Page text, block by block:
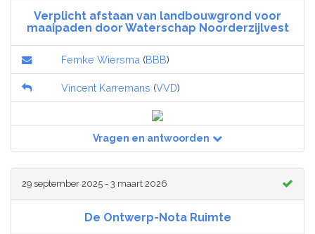
Verplicht afstaan van landbouwgrond voor
maaipaden door Waterschap Noorderzijlvest
Femke Wiersma (BBB)
Vincent Karremans (VVD)
Vragen en antwoorden
29 september 2025 - 3 maart 2026
De Ontwerp-Nota Ruimte